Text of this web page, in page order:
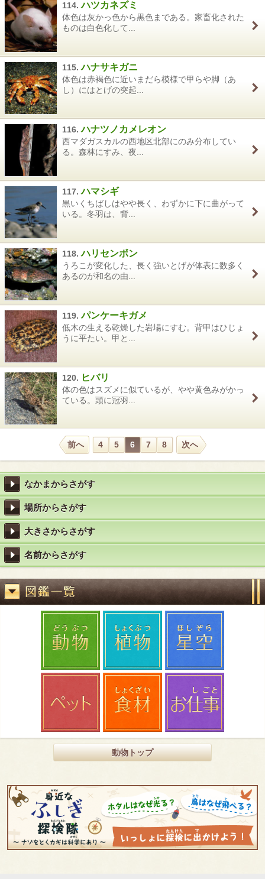
114. ハツカネズミ
体色は灰かっ色から黒色まである。家畜化された
ものは白色化して...
115. ハナサキガニ
体色は赤褐色に近いまだら模様で甲らや脚（あ
し）にはとげの突起...
116. ハナツノカメレオン
西マダガスカルの西地区北部にのみ分布してい
る。森林にすみ、夜...
117. ハマシギ
黒いくちばしはやや長く、わずかに下に曲がって
いる。冬羽は、背...
118. ハリセンボン
うろこが変化した、長く強いとげが体表に数多く
あるのが和名の由...
119. パンケーキガメ
低木の生える乾燥した岩場にすむ。背甲はひじょ
うに平たい。甲と...
120. ヒバリ
体の色はスズメに似ているが、やや黄色みがかっ
ている。頭に冠羽...
前へ 4 5 6 7 8 次へ
なかまからさがす
場所からさがす
大きさからさがす
名前からさがす
動物トップ